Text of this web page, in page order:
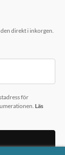
direkt i inkorgen.
för
Läs